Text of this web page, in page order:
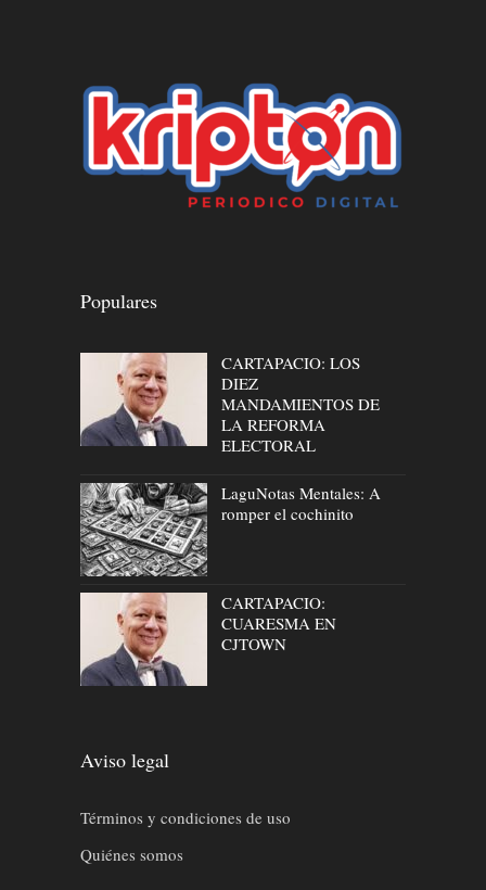
Populares
CARTAPACIO: LOS
DIEZ
MANDAMIENTOS DE
LA REFORMA
ELECTORAL
LaguNotas Mentales: A
romper el cochinito
CARTAPACIO:
CUARESMA EN
CJTOWN
Aviso legal
Términos y condiciones de uso
Quiénes somos